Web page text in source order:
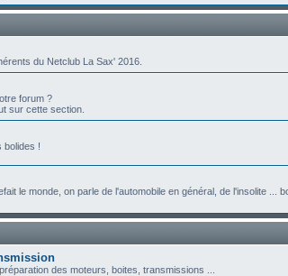
du Netclub La Sax' 2016.
forum ?
sur cette section.
bolides !
le monde, on parle de l'automobile en général, de l'insolite ...
des moteurs, boites, transmissions ...